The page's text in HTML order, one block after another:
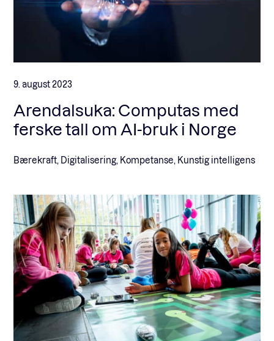
9. august 2023
Arendalsuka: Computas med
ferske tall om AI-bruk i Norge
Bærekraft, Digitalisering, Kompetanse, Kunstig intelligens